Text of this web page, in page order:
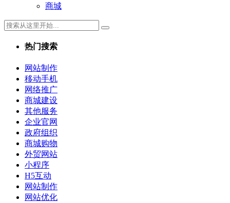
商城
热门搜索
网站制作
移动手机
网络推广
商城建设
其他服务
企业官网
政府组织
商城购物
外贸网站
小程序
H5互动
网站制作
网站优化